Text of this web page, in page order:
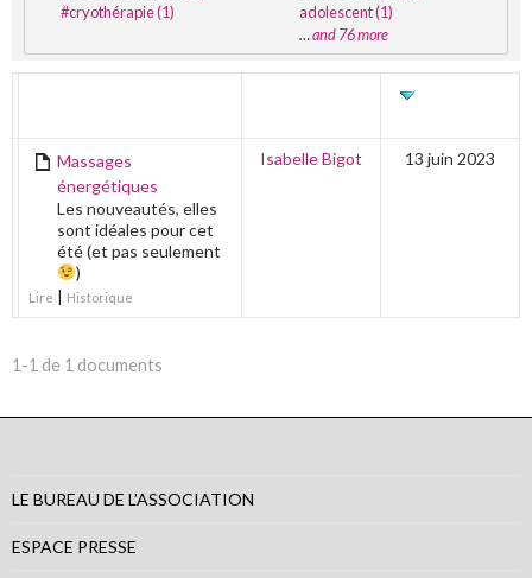
#cryothérapie (1)
adolescent (1)
…and 76 more
Massages
énergétiques
Les nouveautés, elles
sont idéales pour cet
été (et pas seulement
)
Lire | Historique
Isabelle Bigot 13 juin 2023
1-1 de 1 documents
LE BUREAU DE L’ASSOCIATION
ESPACE PRESSE